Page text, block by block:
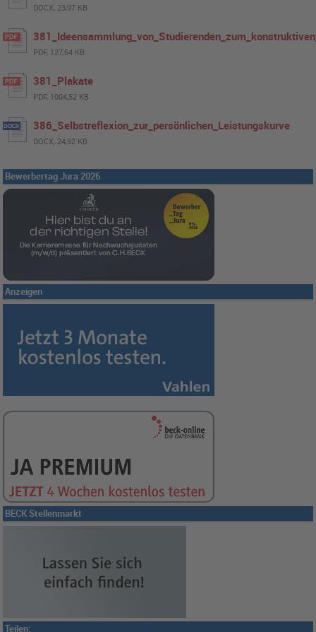
DOCX, 23,97 KB
PDF, 127,64 KB
381_Plakate
PDF, 1004,52 KB
386_Selbstreflexion_zur_persönlichen_Leistungskurve
DOCX, 24,92 KB
Bewerbertag Jura 2026
Anzeigen
BECK Stellenmarkt
Teilen: